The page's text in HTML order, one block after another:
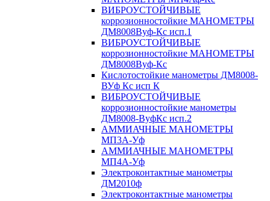
ВИБРОУСТОЙЧИВЫЕ
коррозионностойкие МАНОМЕТРЫ
ДМ8008Вуф-Кс исп.1
ВИБРОУСТОЙЧИВЫЕ
коррозионностойкие МАНОМЕТРЫ
ДМ8008Вуф-Кс
Кислотостойкие манометры ДМ8008-
ВУф Кс исп К
ВИБРОУСТОЙЧИВЫЕ
коррозионностойкие манометры
ДМ8008-ВуфКс исп.2
АММИАЧНЫЕ МАНОМЕТРЫ
МП3А-Уф
АММИАЧНЫЕ МАНОМЕТРЫ
МП4А-Уф
Электроконтактные манометры
ДМ2010ф
Электроконтактные манометры